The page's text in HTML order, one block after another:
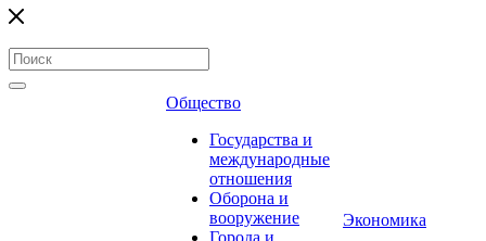
Общество
Государства и
международные
отношения
Оборона и
вооружение
Города и
Экономика